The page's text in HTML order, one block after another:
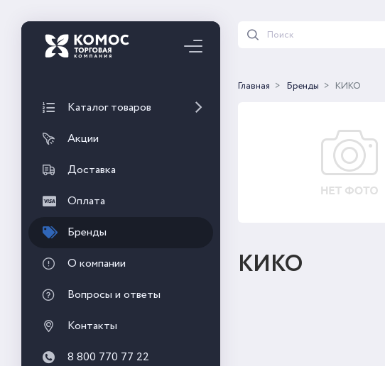
Каталог товаров
Акции
Доставка
Оплата
Бренды
О компании
Вопросы и ответы
Контакты
8 800 770 77 22
Главная Бренды КИКО
КИКО